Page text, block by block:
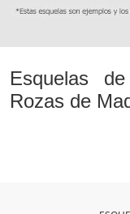
Esquelas
Rozas de